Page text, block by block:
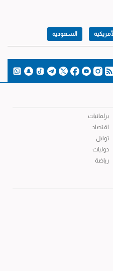
السعودية
برلمانيات
اقتصاد
توابل
دوليات
رياضة